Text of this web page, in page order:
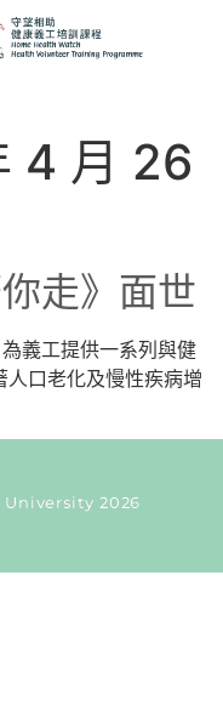
4 月 26
走》面世
義工提供一系列與健
口老化及慢性疾病增
2026